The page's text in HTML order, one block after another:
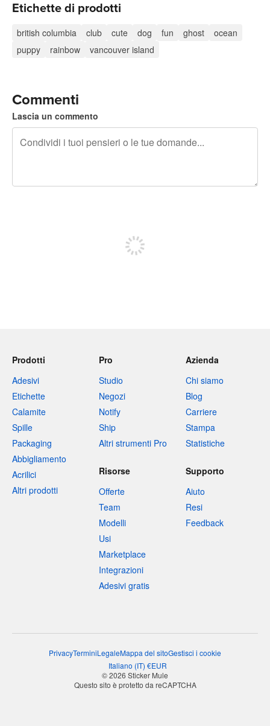
Etichette di prodotti
british columbia club cute dog fun ghost
ocean
puppy
rainbow vancouver island
Commenti
Lascia un commento
Prodotti
Adesivi
Etichette
Calamite
Spille
Packaging
Abbigliamento
Acrilici
Altri prodotti
Pro
Studio
Negozi
Notify
Ship
Altri strumenti Pro
Azienda
Chi siamo
Blog
Carriere
Stampa
Statistiche
Risorse
Offerte
Team
Modelli
Usi
Marketplace
Integrazioni
Adesivi gratis
Supporto
Aiuto
Resi
Feedback
PrivacyTerminiLegaleMappa del sitoGestisci i cookie
Italiano (IT) €EUR
© 2026 Sticker Mule
Questo sito è protetto da reCAPTCHA